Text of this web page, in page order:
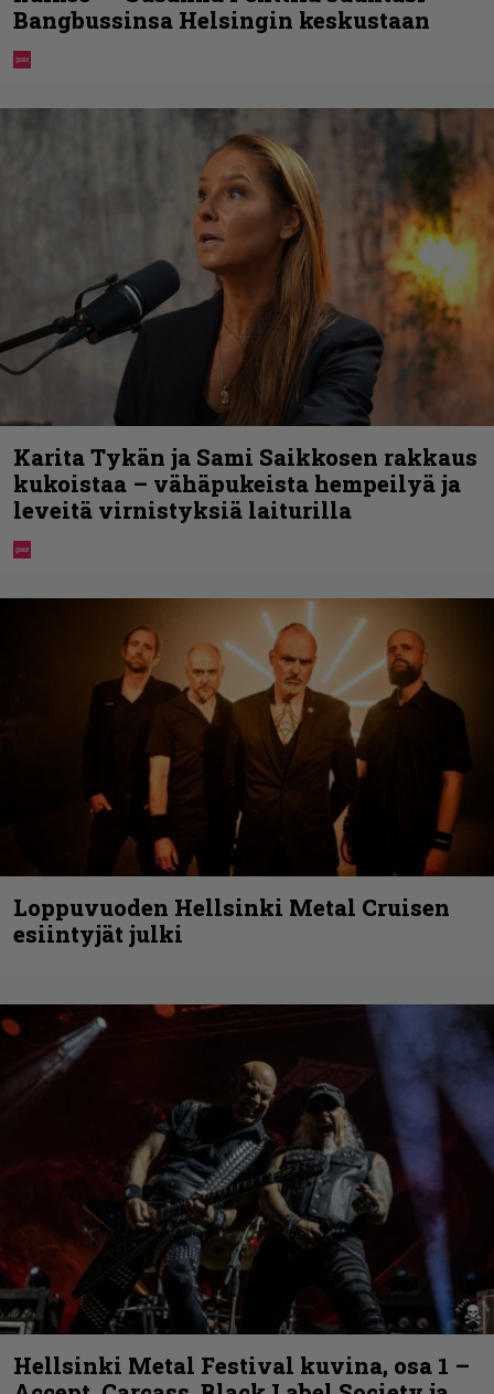
Bangbussinsa Helsingin keskustaan
Karita Tykän ja Sami Saikkosen rakkaus
kukoistaa – vähäpukeista hempeilyä ja
leveitä virnistyksiä laiturilla
Loppuvuoden Hellsinki Metal Cruisen
esiintyjät julki
Hellsinki Metal Festival kuvina, osa 1 –